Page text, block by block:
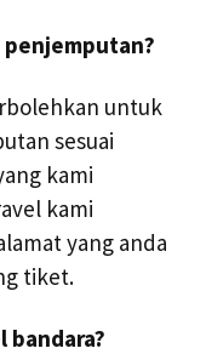
penjemputan?
untuk
sesuai
kami
kami
yang anda
tiket.
bandara?